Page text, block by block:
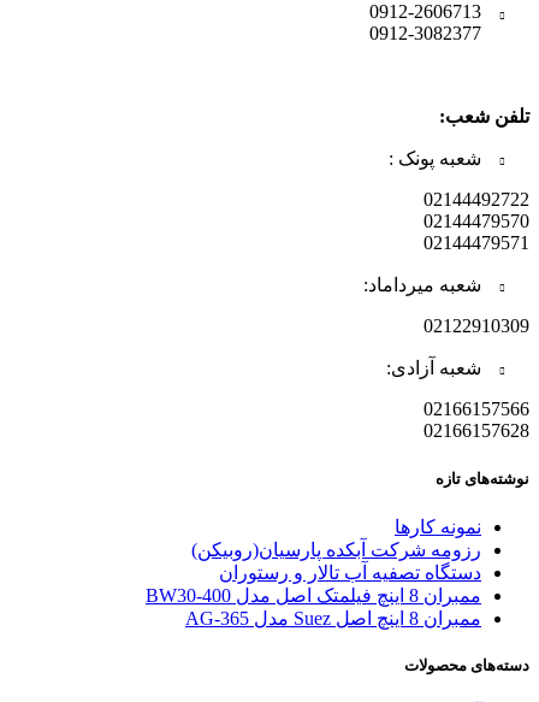
0912-2606713
0912-3082377
تلفن شعب:
شعبه پونک :
02144492722
02144479570
02144479571
شعبه میرداماد:
02122910309
شعبه آزادی:
02166157566
02166157628
نوشته‌های تازه
نمونه کارها
رزومه شرکت آبکده پارسیان(روبیکن)
دستگاه تصفیه آب تالار و رستوران
ممبران 8 اینچ فیلمتک اصل مدل BW30-400
ممبران 8 اینچ اصل Suez مدل AG-365
دسته‌های محصولات